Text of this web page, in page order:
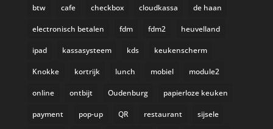
btw cafe checkbox cloudkassa de haan
electronisch betalen fdm fdm2 heuvelland
ipad kassasysteem kds keukenscherm
Knokke kortrijk lunch mobiel module2
online ontbijt Oudenburg papierloze keuken
payment pop-up QR restaurant sijsele